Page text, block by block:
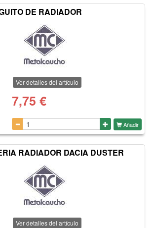
DE RADIADOR
Ver detalles del artículo
7,75 €
Añadir
RADIADOR DACIA DUSTER
Ver detalles del artículo